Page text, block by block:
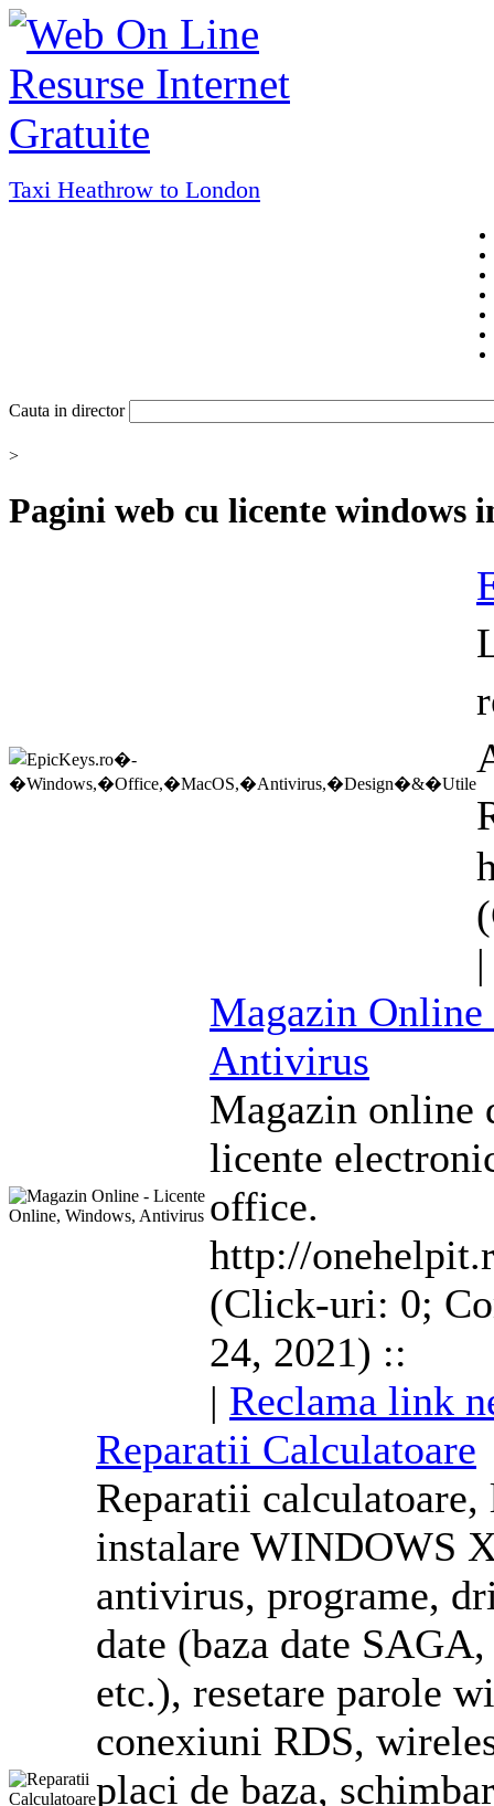
Taxi Heathrow to London
Cauta in director
>
Pagini web cu licente windows
Magazin
Antivirus
Magazin online
licente
office.
http://
(Click-uri: 0;
24, 2021) ::
| Reclama link
Reparatii Calculatoare
Reparatii
instalare WINDOWS
antivirus, programe,
date (baza date
etc.), resetare parole
conexiuni RDS,
placi de baza,